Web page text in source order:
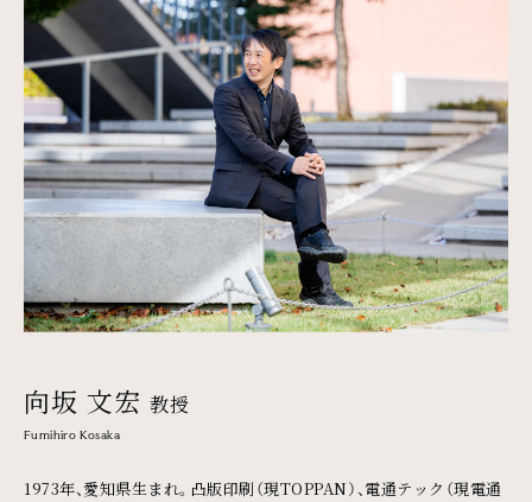
向坂 文宏 教授
Fumihiro Kosaka
1973年、愛知県生まれ。凸版印刷（現TOPPAN）、電通テック（現電通